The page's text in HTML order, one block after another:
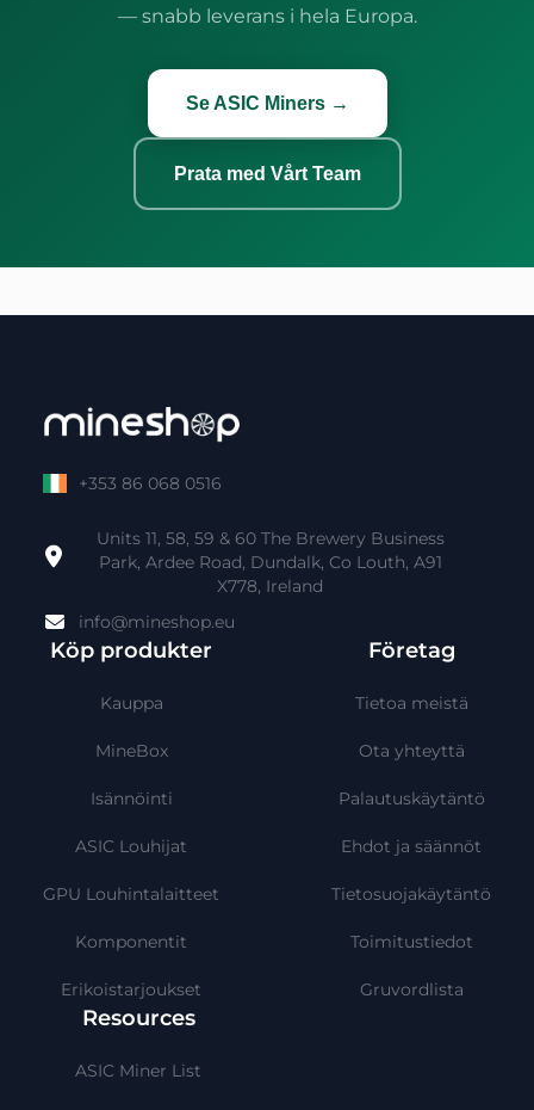
— snabb leverans i hela Europa.
Se ASIC Miners →
Prata med Vårt Team
+353 86 068 0516
Units 11, 58, 59 & 60 The Brewery Business
Park, Ardee Road, Dundalk, Co Louth, A91
X778, Ireland
info@mineshop.eu
Köp produkter
Kauppa
MineBox
Isännöinti
ASIC Louhijat
GPU Louhintalaitteet
Komponentit
Erikoistarjoukset
Företag
Tietoa meistä
Ota yhteyttä
Palautuskäytäntö
Ehdot ja säännöt
Tietosuojakäytäntö
Toimitustiedot
Gruvordlista
Resources
ASIC Miner List